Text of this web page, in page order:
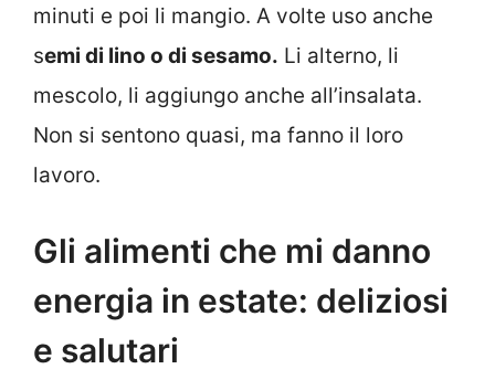
minuti e poi li mangio. A volte uso anche
semi di lino o di sesamo. Li alterno, li
mescolo, li aggiungo anche all’insalata.
Non si sentono quasi, ma fanno il loro
lavoro.
Gli alimenti che mi danno
energia in estate: deliziosi
e salutari